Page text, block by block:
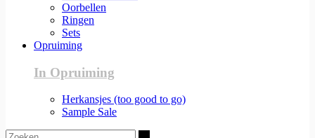
Oorbellen
Ringen
Sets
Opruiming
In Opruiming
Herkansjes (too good to go)
Sample Sale